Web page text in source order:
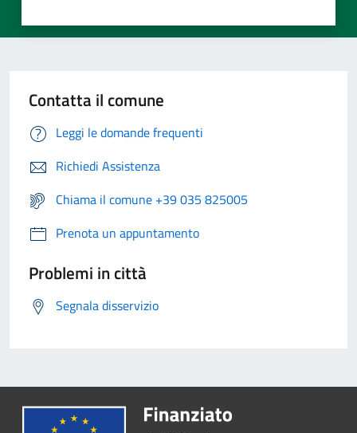
Contatta il comune
Leggi le domande frequenti
Richiedi Assistenza
Chiama il comune +39 035 825005
Prenota un appuntamento
Problemi in città
Segnala disservizio